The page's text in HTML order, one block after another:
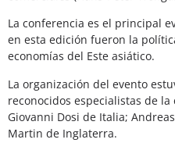
La conferencia es el principal
en esta edición fueron la
economías del Este asiático.
La organización del evento
reconocidos especialistas de
Giovanni Dosi de Italia;
Martin de Inglaterra.